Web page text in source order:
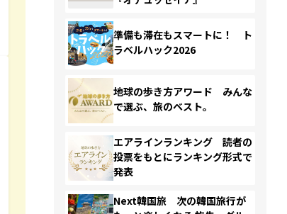
準備も滞在もスマートに！ ト
ラベルハック2026
地球の歩き方アワード みんな
で選ぶ、旅のベスト。
エアラインランキング 読者の
投票をもとにランキング形式で
発表
Next韓国旅 次の韓国旅行が